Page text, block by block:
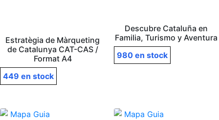
Estratègia de Màrqueting
de Catalunya CAT-CAS /
Format A4
449 en stock
Descubre Cataluña en
Familia, Turismo y Aventura
980 en stock